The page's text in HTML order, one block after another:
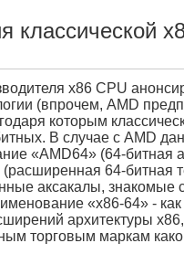
классической
x86 CPU
(впрочем, AMD
которым
В случае с AMD
«AMD64» (64-битная
64-битная
аксакалы, знакомые
«x86-64» -
архитектуры
торговым маркам